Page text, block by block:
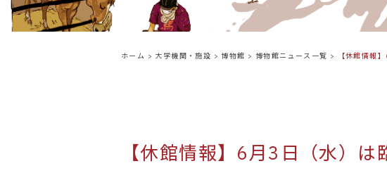
ホーム > 大学機関・施設 >博物館 > 博物館ニュース一覧 > 【休館情報
【休館情報】6月3日（水）